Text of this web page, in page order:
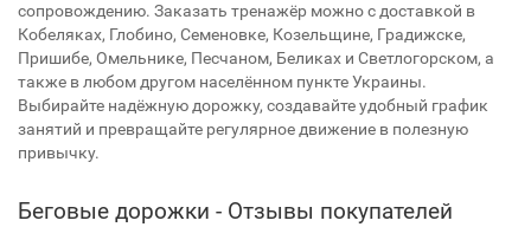
сопровождению. Заказать тренажёр можно с доставкой в
Кобеляках, Глобино, Семеновке, Козельщине, Градижске,
Пришибе, Омельнике, Песчаном, Беликах и Светлогорском, а
также в любом другом населённом пункте Украины.
Выбирайте надёжную дорожку, создавайте удобный график
занятий и превращайте регулярное движение в полезную
привычку.
Беговые дорожки - Отзывы покупателей